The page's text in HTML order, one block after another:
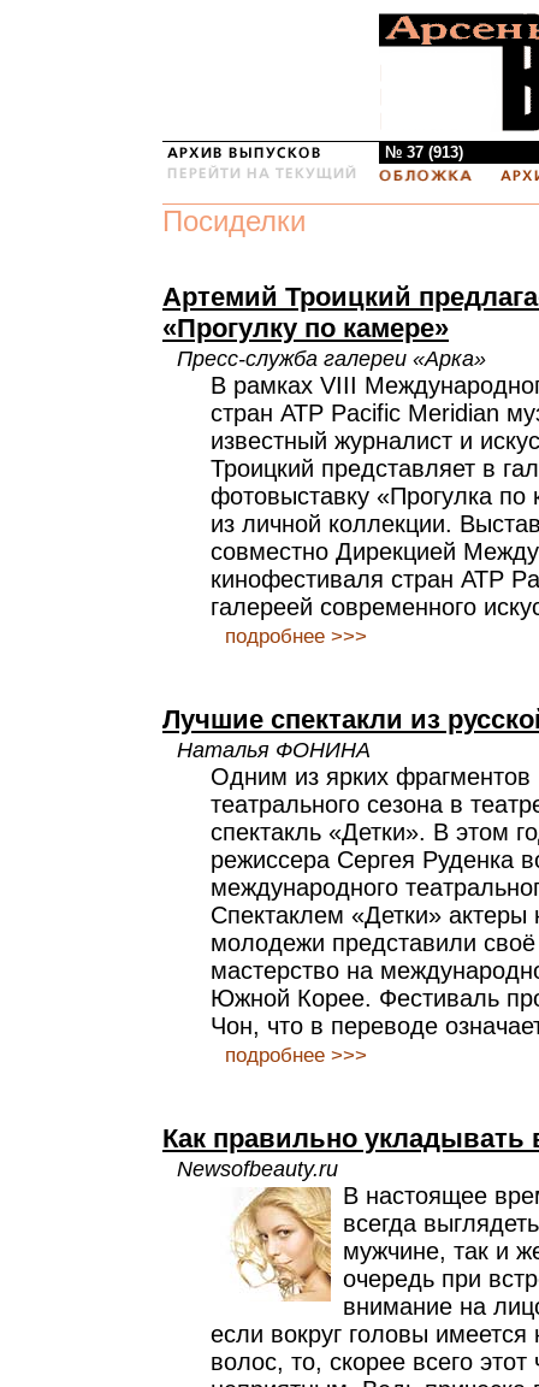
№ 37 (913)
Посиделки
Артемий Троицкий
«Прогулку по камере»
Пресс-служба галереи «Арка»
В рамках VIII
стран АТР Pacific Meridian
известный журналист и
Троицкий представляет в
фотовыставку «Прогулка по
из личной коллекции.
совместно Дирекцией
кинофестиваля стран АТР
галереей современного
подробнее >>>
Лучшие спектакли из
Наталья ФОНИНА
Одним из ярких
театрального сезона в
спектакль «Детки». В этом
режиссера Сергея Руденка
международного
Спектаклем «Детки» актеры
молодежи представили своё
мастерство на
Южной Корее. Фестиваль
Чон, что в переводе
подробнее >>>
Как правильно укладывать
Newsofbeauty.ru
В настоящее
всегда
мужчине, так и
очередь при
внимание на
если вокруг головы
волос, то, скорее всего этот